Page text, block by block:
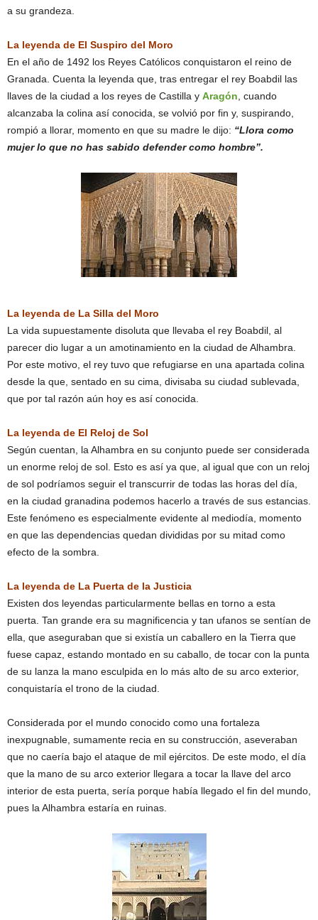
a su grandeza.
La leyenda de El Suspiro del Moro
En el año de 1492 los Reyes Católicos conquistaron el reino de
Granada. Cuenta la leyenda que, tras entregar el rey Boabdil las
llaves de la ciudad a los reyes de Castilla y Aragón , cuando
alcanzaba la colina así conocida, se volvió por fin y, suspirando,
rompió a llorar, momento en que su madre le dijo: “Llora como
mujer lo que no has sabido defender como hombre”.
La leyenda de La Silla del Moro
La vida supuestamente disoluta que llevaba el rey Boabdil, al
parecer dio lugar a un amotinamiento en la ciudad de Alhambra.
Por este motivo, el rey tuvo que refugiarse en una apartada colina
desde la que, sentado en su cima, divisaba su ciudad sublevada,
que por tal razón aún hoy es así conocida.
La leyenda de El Reloj de Sol
Según cuentan, la Alhambra en su conjunto puede ser considerada
un enorme reloj de sol. Esto es así ya que, al igual que con un reloj
de sol podríamos seguir el transcurrir de todas las horas del día,
en la ciudad granadina podemos hacerlo a través de sus estancias.
Este fenómeno es especialmente evidente al mediodía, momento
en que las dependencias quedan divididas por su mitad como
efecto de la sombra.
La leyenda de La Puerta de la Justicia
Existen dos leyendas particularmente bellas en torno a esta
puerta. Tan grande era su magnificencia y tan ufanos se sentían de
ella, que aseguraban que si existía un caballero en la Tierra que
fuese capaz, estando montado en su caballo, de tocar con la punta
de su lanza la mano esculpida en lo más alto de su arco exterior,
conquistaría el trono de la ciudad.
Considerada por el mundo conocido como una fortaleza
inexpugnable, sumamente recia en su construcción, aseveraban
que no caería bajo el ataque de mil ejércitos. De este modo, el día
que la mano de su arco exterior llegara a tocar la llave del arco
interior de esta puerta, sería porque había llegado el fin del mundo,
pues la Alhambra estaría en ruinas.